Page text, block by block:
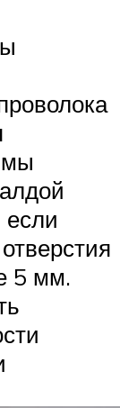
мы
5 мм.